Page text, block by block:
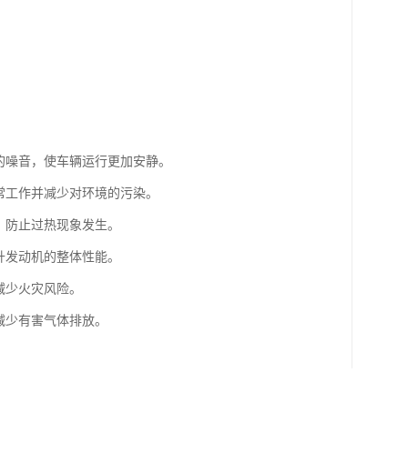
音，使车辆运行更加安静。
作并减少对环境的污染。
止过热现象发生。
动机的整体性能。
火灾风险。
有害气体排放。